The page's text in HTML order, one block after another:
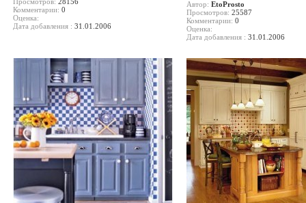
Комментарии: 0
Оценка:
Дата добавления : 31.01.2006
Автор: EtoProsto
Просмотров: 25587
Комментарии: 0
Оценка:
Дата добавления : 31.01.2006